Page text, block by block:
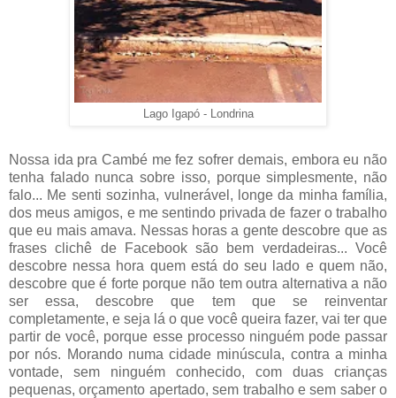
Lago Igapó - Londrina
Nossa ida pra Cambé me fez sofrer demais, embora eu não
tenha falado nunca sobre isso, porque simplesmente, não
falo... Me senti sozinha, vulnerável, longe da minha família,
dos meus amigos, e me sentindo privada de fazer o trabalho
que eu mais amava. Nessas horas a gente descobre que as
frases clichê de Facebook são bem verdadeiras... Você
descobre nessa hora quem está do seu lado e quem não,
descobre que é forte porque não tem outra alternativa a não
ser essa, descobre que tem que se reinventar
completamente, e seja lá o que você queira fazer, vai ter que
partir de você, porque esse processo ninguém pode passar
por nós. Morando numa cidade minúscula, contra a minha
vontade, sem ninguém conhecido, com duas crianças
pequenas, orçamento apertado, sem trabalho e sem saber o